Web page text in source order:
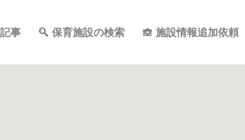
事 保育施設の検索 施設情報追加依頼